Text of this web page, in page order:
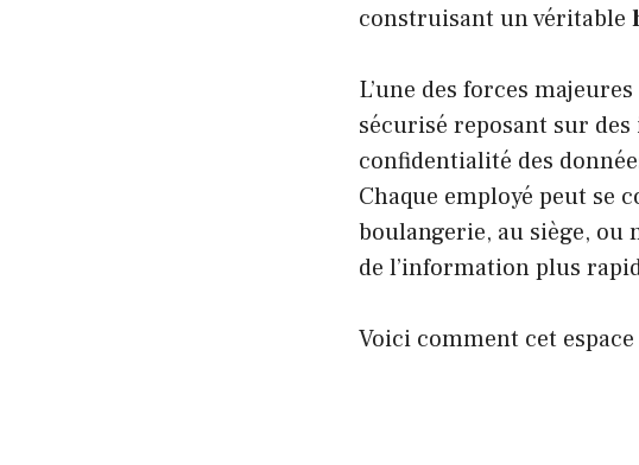
construisant un véritable
L’une des forces
sécurisé reposant sur
confidentialité des
Chaque employé peut se
boulangerie, au siège,
de l’information plus
Voici comment cet